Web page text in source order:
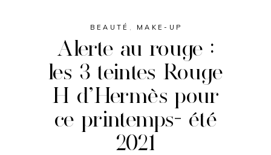
BEAUTÉ , MAKE-UP
Alerte au rouge :
les 3 teintes Rouge
H d’Hermès pour
ce printemps- été
2021